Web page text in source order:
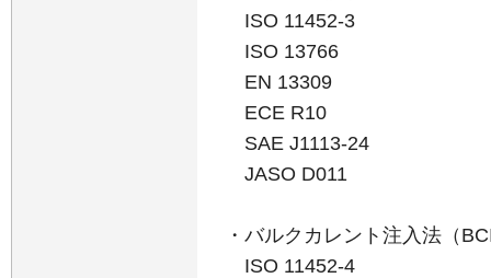
ISO 11452-3
ISO 13766
EN 13309
ECE R10
SAE J1113-24
JASO D011
・バルクカレント注入法（
ISO 11452-4